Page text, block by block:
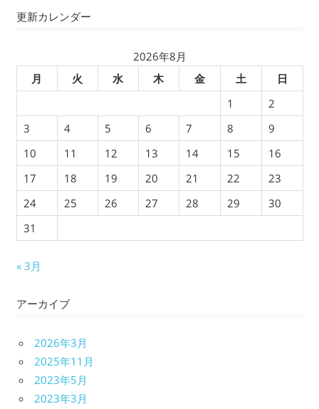
更新カレンダー
2026年8月
月
火 水 木 金 土
日
1
2
3
4 5 6 7 8
9
10
11 12 13 14 15
16
17
18 19 20 21 22
23
24
25 26 27 28 29
30
31
« 3月
アーカイブ
2026年3月
2025年11月
2023年5月
2023年3月